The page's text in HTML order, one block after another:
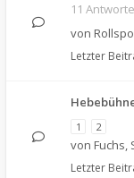
11
von
Letzter
1 2
von Fuchs,
Letzter